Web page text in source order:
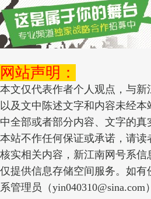
网站声明：
本文仅代表作者个人观点，与新
以及文中陈述文字和内容未经
中全部或者部分内容、文字的
本站不作任何保证或承诺，请
核实相关内容，新江南网号系信
仅提供信息存储空间服务。如有
系管理员（yin040310@sina.com